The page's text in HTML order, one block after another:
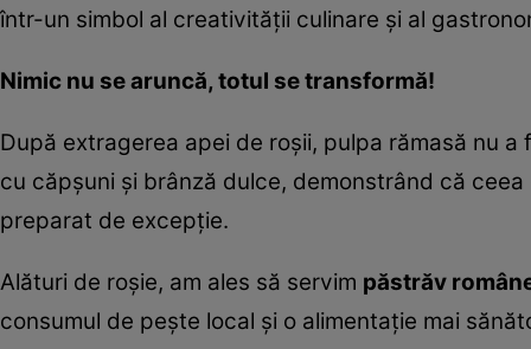
într-un simbol al creativității culinare și al
Nimic nu se aruncă, totul se transformă!
După extragerea apei de roșii, pulpa rămasă nu
cu căpșuni și brânză dulce, demonstrând că
preparat de excepție.
Alături de roșie, am ales să servim păstrăv
consumul de pește local și o alimentație mai